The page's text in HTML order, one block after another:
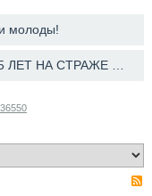
молоды!
36550